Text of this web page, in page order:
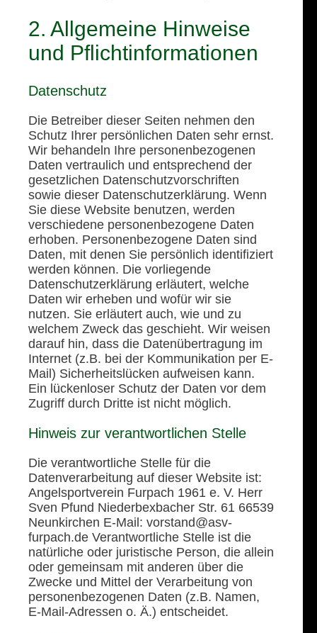
2. Allgemeine Hinweise
und Pflichtinformationen
Datenschutz
Die Betreiber dieser Seiten nehmen den
Schutz Ihrer persönlichen Daten sehr ernst.
Wir behandeln Ihre personenbezogenen
Daten vertraulich und entsprechend der
gesetzlichen Datenschutzvorschriften
sowie dieser Datenschutzerklärung. Wenn
Sie diese Website benutzen, werden
verschiedene personenbezogene Daten
erhoben. Personenbezogene Daten sind
Daten, mit denen Sie persönlich identifiziert
werden können. Die vorliegende
Datenschutzerklärung erläutert, welche
Daten wir erheben und wofür wir sie
nutzen. Sie erläutert auch, wie und zu
welchem Zweck das geschieht. Wir weisen
darauf hin, dass die Datenübertragung im
Internet (z.B. bei der Kommunikation per E-
Mail) Sicherheitslücken aufweisen kann.
Ein lückenloser Schutz der Daten vor dem
Zugriff durch Dritte ist nicht möglich.
Hinweis zur verantwortlichen Stelle
Die verantwortliche Stelle für die
Datenverarbeitung auf dieser Website ist:
Angelsportverein Furpach 1961 e. V. Herr
Sven Pfund Niederbexbacher Str. 61 66539
Neunkirchen E-Mail: vorstand@asv-
furpach.de Verantwortliche Stelle ist die
natürliche oder juristische Person, die allein
oder gemeinsam mit anderen über die
Zwecke und Mittel der Verarbeitung von
personenbezogenen Daten (z.B. Namen,
E-Mail-Adressen o. Ä.) entscheidet.